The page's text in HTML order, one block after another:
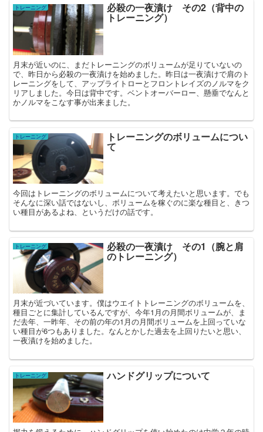
トレーニング 必殺の一夜漬け その2（背中の
トレーニング）
月末が近いのに、まだトレーニングのボリュームが足りていないの
で、昨日から必殺の一夜漬けを始めました。昨日は一夜漬けで肩のト
レーニングをして、アップライトローとフロントレイズのノルマをク
リアしました。今日は背中です。ベントオーバーロー、懸垂でなんと
かノルマをこなす事が出来ました。
トレーニング トレーニングのボリュームについ
て
今回はトレーニングのボリュームについて考えたいと思います。でも
そんなに深い話ではないし、ボリュームを稼ぐのに楽な種目と、きつ
い種目があるよね、というだけの話です。
トレーニング 必殺の一夜漬け その1（腕と肩
のトレーニング）
月末が近づいています。僕はウエイトトレーニングのボリュームを、
種目ごとに集計しているんですが、今年1月の月間ボリュームが、ま
だ去年、一昨年、その前の年の1月の月間ボリュームを上回っていな
い種目が6つもありました。なんとかした過去を上回りたいと思い、
一夜漬けを始めました。
トレーニング ハンドグリップについて